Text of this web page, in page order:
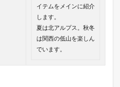
イテムをメインに紹介
します。
夏は北アルプス。秋冬
は関西の低山を楽しん
でいます。